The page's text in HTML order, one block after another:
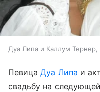
Дуа Липа и Каллум Тернер,
ПевицаДуа Липа и
свадьбу на